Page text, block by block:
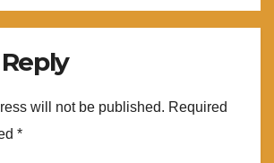
will not be published. Required
*